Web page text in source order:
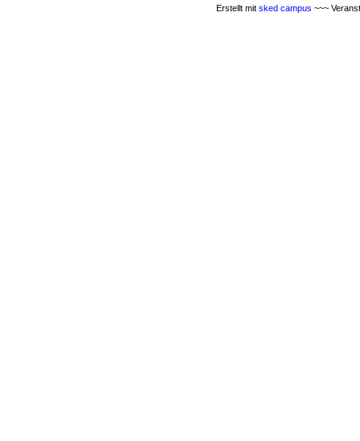
Erstellt mit sked campus ~~~